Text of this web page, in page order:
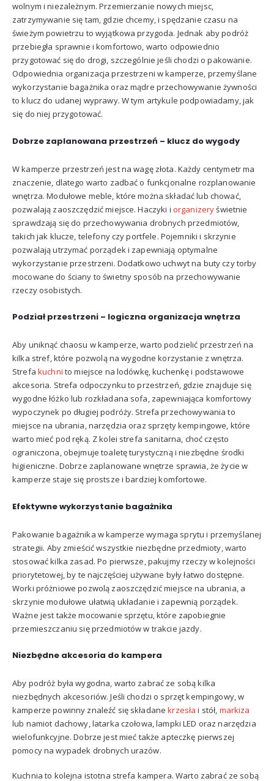
wolnym i niezależnym. Przemierzanie nowych miejsc,
zatrzymywanie się tam, gdzie chcemy, i spędzanie czasu na
świeżym powietrzu to wyjątkowa przygoda. Jednak aby podróż
przebiegła sprawnie i komfortowo, warto odpowiednio
przygotować się do drogi, szczególnie jeśli chodzi o pakowanie.
Odpowiednia organizacja przestrzeni w kamperze, przemyślane
wykorzystanie bagażnika oraz mądre przechowywanie żywności
to klucz do udanej wyprawy. W tym artykule podpowiadamy, jak
się do niej przygotować.
Dobrze zaplanowana przestrzeń – klucz do wygody
W kamperze przestrzeń jest na wagę złota. Każdy centymetr ma
znaczenie, dlatego warto zadbać o funkcjonalne rozplanowanie
wnętrza. Modułowe meble, które można składać lub chować,
pozwalają zaoszczędzić miejsce. Haczyki i organizeryświetnie
sprawdzają się do przechowywania drobnych przedmiotów,
takich jak klucze, telefony czy portfele. Pojemniki i skrzynie
pozwalają utrzymać porządek i zapewniają optymalne
wykorzystanie przestrzeni. Dodatkowo uchwyt na buty czy torby
mocowane do ściany to świetny sposób na przechowywanie
rzeczy osobistych.
Podział przestrzeni – logiczna organizacja wnętrza
Aby uniknąć chaosu w kamperze, warto podzielić przestrzeń na
kilka stref, które pozwolą na wygodne korzystanie z wnętrza.
Strefa kuchni to miejsce na lodówkę, kuchenkę i podstawowe
akcesoria. Strefa odpoczynku to przestrzeń, gdzie znajduje się
wygodne łóżko lub rozkładana sofa, zapewniająca komfortowy
wypoczynek po długiej podróży. Strefa przechowywania to
miejsce na ubrania, narzędzia oraz sprzęty kempingowe, które
warto mieć pod ręką. Z kolei strefa sanitarna, choć często
ograniczona, obejmuje toaletę turystyczną i niezbędne środki
higieniczne. Dobrze zaplanowane wnętrze sprawia, że życie w
kamperze staje się prostsze i bardziej komfortowe.
Efektywne wykorzystanie bagażnika
Pakowanie bagażnika w kamperze wymaga sprytu i przemyślanej
strategii. Aby zmieścić wszystkie niezbędne przedmioty, warto
stosować kilka zasad. Po pierwsze, pakujmy rzeczy w kolejności
priorytetowej, by te najczęściej używane były łatwo dostępne.
Worki próżniowe pozwolą zaoszczędzić miejsce na ubrania, a
skrzynie modułowe ułatwią układanie i zapewnią porządek.
Ważne jest także mocowanie sprzętu, które zapobiegnie
przemieszczaniu się przedmiotów w trakcie jazdy.
Niezbędne akcesoria do kampera
Aby podróż była wygodna, warto zabrać ze sobą kilka
niezbędnych akcesoriów. Jeśli chodzi o sprzęt kempingowy, w
kamperze powinny znaleźć się składanekrzesła i stół, markiza
lub namiot dachowy, latarka czołowa, lampki LED oraz narzędzia
wielofunkcyjne. Dobrze jest mieć także apteczkę pierwszej
pomocy na wypadek drobnych urazów.
Kuchnia to kolejna istotna strefa kampera. Warto zabrać ze sobą